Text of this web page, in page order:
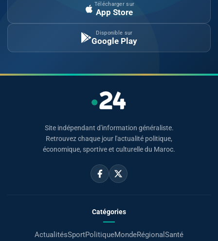
Télécharger sur
App Store
Disponible sur
Google Play
Site indépendant d'information généraliste.
Retrouvez chaque jour l'actualité politique,
économique, sportive et culturelle du Maroc.
Catégories
ActualitésSportPolitiqueMondeRégional Santé